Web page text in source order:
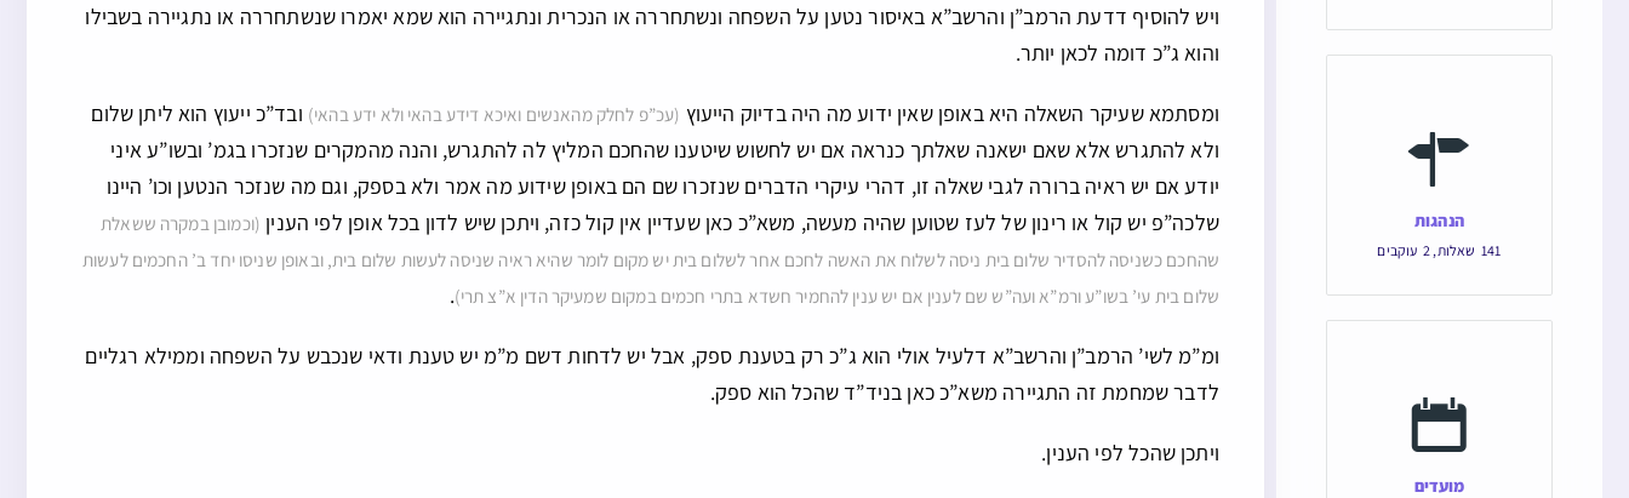
ויש להוסיף דדעת הרמב”ן והרשב”א באיסור נטען על השפחה ונשתחררה או הנכרית ונתגיירה הוא שמא יאמרו שנשתחררה או נתגיירה בשבילו
והוא ג”כ דומה לכאן יותר.
ומסתמא שעיקר השאלה היא באופן שאין ידוע מה היה בדיוק הייעוץ (עכ”פ לחלק מהאנשים ואיכא דידע בהאי ולא ידע בהאי) ובד”כ ייעוץ הוא ליתן שלום
ולא להתגרש אלא שאם ישאנה שאלתך כנראה אם יש לחשוש שיטענו שהחכם המליץ לה להתגרש, והנה מהמקרים שנזכרו בגמ’ ובשו”ע איני
יודע אם יש ראיה ברורה לגבי שאלה זו, דהרי עיקרי הדברים שנזכרו שם הם באופן שידוע מה אמר ולא בספק, וגם מה שנזכר הנטען וכו’ היינו
שלכה”פ יש קול או רינון של לעז שטוען שהיה מעשה, משא”כ כאן שעדיין אין קול כזה, ויתכן שיש לדון בכל אופן לפי הענין (וכמובן במקרה ששאלת
שהחכם כשניסה להסדיר שלום בית ניסה לשלוח את האשה לחכם אחר לשלום בית יש מקום לומר שהיא ראיה שניסה לעשות שלום בית, ובאופן שניסו יחד ב’ החכמים לעשות
שלום בית עי’ בשו”ע ורמ”א ועה”ש שם לענין אם יש ענין להחמיר חשדא בתרי חכמים במקום שמעיקר הדין א”צ תרי).
ומ”מ לשי’ הרמב”ן והרשב”א דלעיל אולי הוא ג”כ רק בטענת ספק, אבל יש לדחות דשם מ”מ יש טענת ודאי שנכבש על השפחה וממילא רגליים
לדבר שמחמת זה התגיירה משא”כ כאן בניד”ד שהכל הוא ספק.
ויתכן שהכל לפי הענין.
הנהגות
141 שאלות,
2 עוקבים
מועדים